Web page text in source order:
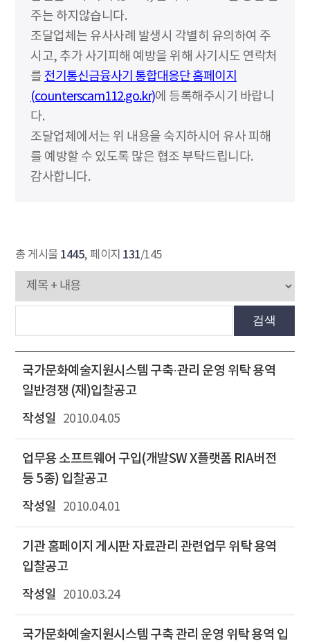
주는 하지않습니다.
조달업체는 유사사례 발생시 각별히 유의하여 주
시고, 추가 사기피해 예방을 위해 사기시도 연락처
를 전기통신금융사기 통합대응단 홈페이지
(counterscam112.go.kr)에 등록해주시기 바랍니
다.
조달업체에서는 위 내용을 숙지하시어 유사 피해
를 예방할 수 있도록 많은 협조 부탁드립니다.
감사합니다.
총 게시물 1445, 페이지 131/145
검색
국가문화예술지원시스템 구축·관리 운영 위탁 용역
일반경쟁 (재)입찰공고
2010.04.05
업무용 소프트웨어 구입(개발SW X플랫폼 RIA버전
등 5종) 입찰공고
2010.04.01
기관 홈페이지 게시판 자료관리 관련업무 위탁 용역
입찰공고
2010.03.24
국가문화예술지원시스템 구축 관리 운영 위탁 용역 입